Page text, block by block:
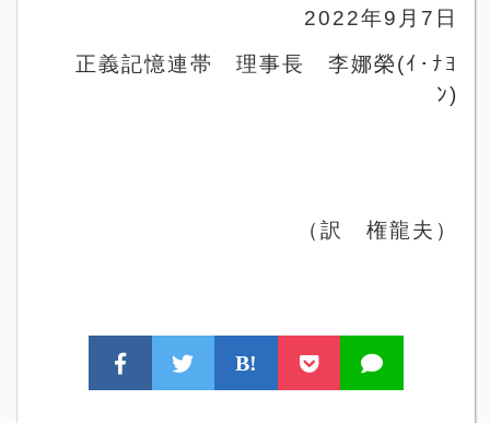
2022年9 月 7 日
正義記憶連帯 理事長 李娜榮(ｲ･ﾅﾖ
ﾝ)
（訳 権龍夫）
B!